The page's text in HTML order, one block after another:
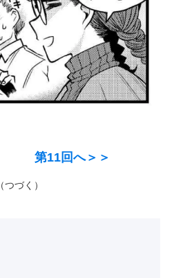
第11回へ＞＞
（つづく）